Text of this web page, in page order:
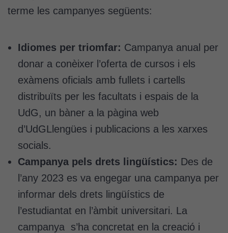
terme les campanyes següents:
Idiomes per triomfar: Campanya anual per
donar a conèixer l’oferta de cursos i els
exàmens oficials amb fullets i cartells
distribuïts per les facultats i espais de la
UdG, un bàner a la pàgina web
d’UdGLlengües i publicacions a les xarxes
socials.
Campanya pels drets lingüístics: Des de
l’any 2023 es va engegar una campanya per
informar dels drets lingüístics de
l’estudiantat en l’àmbit universitari. La
campanya s’ha concretat en la creació i
Aquestes
cookies no
són
opcionals.
Són
necessàries
perquè el
lloc web
Cookies
d'anàlisi
Utilitzem
cookies de
Google